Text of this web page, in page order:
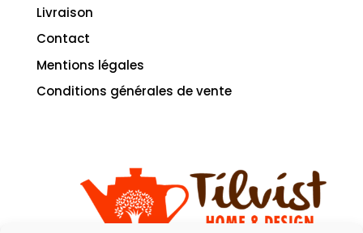
Livraison
Contact
Mentions légales
Conditions générales de vente